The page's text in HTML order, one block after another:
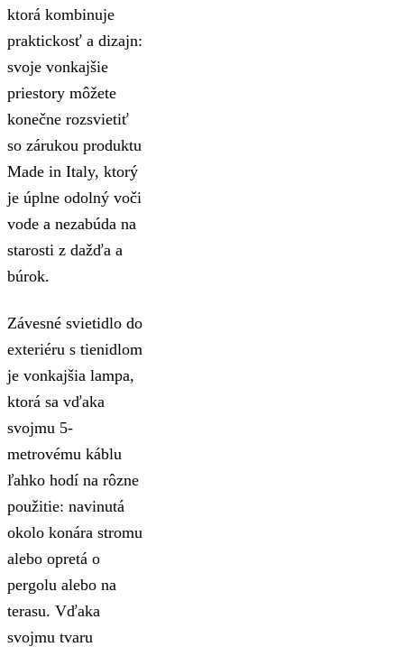
ktorá kombinuje
praktickosť a dizajn:
svoje vonkajšie
priestory môžete
konečne rozsvietiť
so zárukou produktu
Made in Italy, ktorý
je úplne odolný voči
vode a nezabúda na
starosti z dažďa a
búrok.
Závesné svietidlo do
exteriéru s tienidlom
je vonkajšia lampa,
ktorá sa vďaka
svojmu 5-
metrovému káblu
ľahko hodí na rôzne
použitie: navinutá
okolo konára stromu
alebo opretá o
pergolu alebo na
terasu. Vďaka
svojmu tvaru